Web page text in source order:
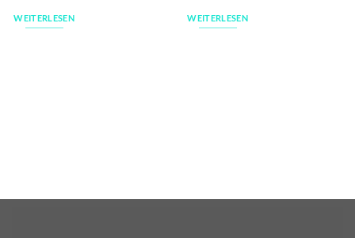
WEITERLESEN WEITERLESEN